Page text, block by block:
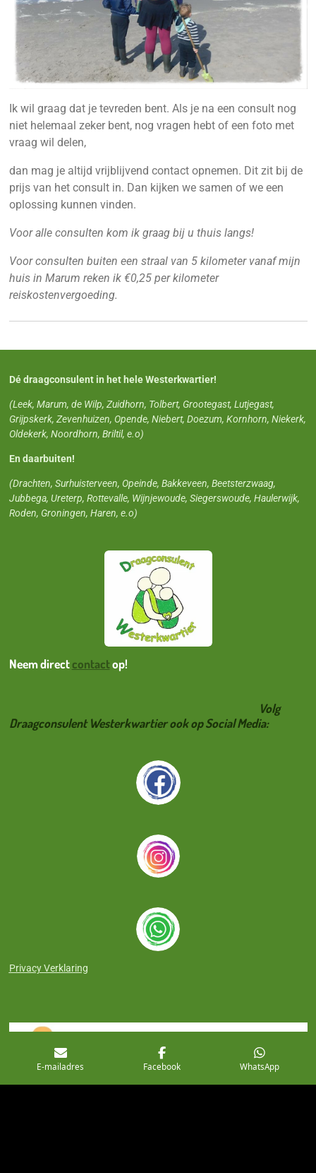
Ik wil graag dat je tevreden bent. Als je na een consult nog
niet helemaal zeker bent, nog vragen hebt of een foto met
vraag wil delen,
dan mag je altijd vrijblijvend contact opnemen. Dit zit bij de
prijs van het consult in. Dan kijken we samen of we een
oplossing kunnen vinden.
Voor alle consulten kom ik graag bij u thuis langs!
Voor consulten buiten een straal van 5 kilometer vanaf mijn
huis in Marum reken ik €0,25 per kilometer
reiskostenvergoeding.
Dé draagconsulent in het hele Westerkwartier!
(Leek, Marum, de Wilp, Zuidhorn, Tolbert, Grootegast, Lutjegast,
Grijpskerk, Zevenhuizen, Opende, Niebert, Doezum, Kornhorn, Niekerk,
Oldekerk, Noordhorn, Briltil, e.o)
En daarbuiten!
(Drachten, Surhuisterveen, Opeinde, Bakkeveen, Beetsterzwaag,
Jubbega, Ureterp, Rottevalle, Wijnjewoude, Siegerswoude, Haulerwijk,
Roden, Groningen, Haren, e.o)
Neem directcontactop!
Volg
Draagconsulent Westerkwartier ook op Social Media:
Privacy Verklaring
E-mailadres Facebook WhatsApp